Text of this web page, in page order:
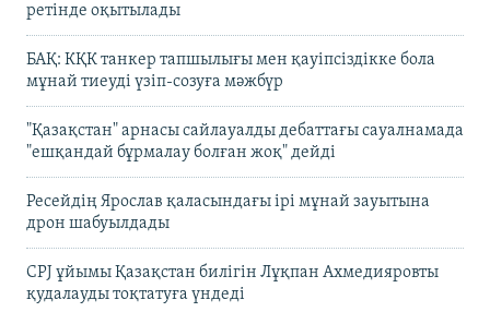
ретінде оқытылады
БАҚ: КҚК танкер тапшылығы мен қауіпсіздікке бола
мұнай тиеуді үзіп-созуға мәжбүр
"Қазақстан" арнасы сайлауалды дебаттағы сауалнамада
"ешқандай бұрмалау болған жоқ" дейді
Ресейдің Ярослав қаласындағы ірі мұнай зауытына
дрон шабуылдады
CPJ ұйымы Қазақстан билігін Лұқпан Ахмедияровты
қудалауды тоқтатуға үндеді